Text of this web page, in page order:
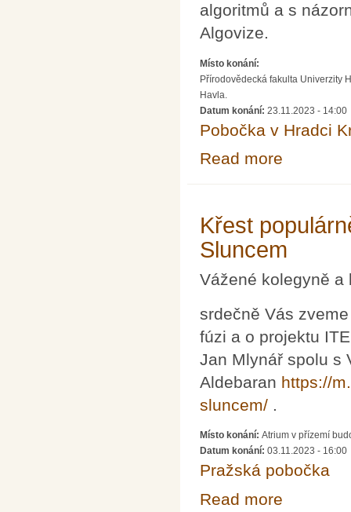
algoritmů a s
Algovize.
Místo konání:
Přírodovědecká fakulta Univerzity
Havla.
Datum konání: 23.11.2023 - 14:00
Pobočka v Hradci
Read more
Křest
Sluncem
Vážené kolegyně a
srdečně Vás
fúzi a o projektu
Jan Mlynář spolu s
Aldebaran https://
sluncem/ .
Místo konání: Atrium v přízemí
Datum konání: 03.11.2023 - 16:00
Pražská pobočka
Read more